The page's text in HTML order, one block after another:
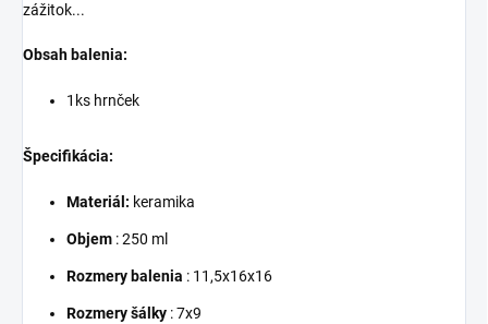
zážitok...
Obsah balenia:
1ks hrnček
Špecifikácia:
Materiál: keramika
Objem : 250 ml
Rozmery balenia : 11,5x16x16
Rozmery šálky :7x9